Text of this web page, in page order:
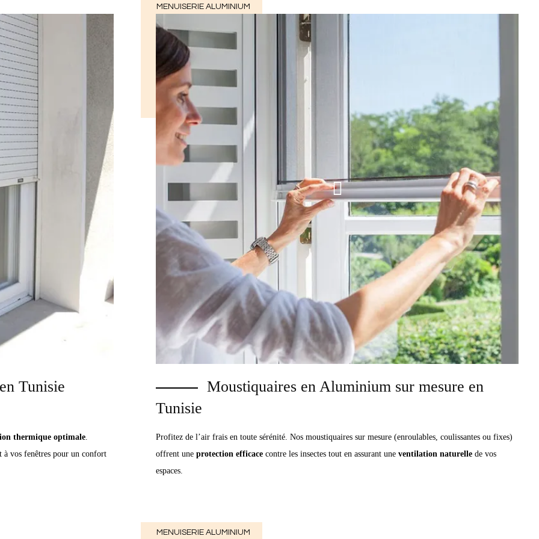
Tunisie
thermique optimale.
à vos fenêtres pour un confort
Moustiquaires en Aluminium sur mesure en
Tunisie
Profitez de l’air frais en toute sérénité. Nos moustiquaires sur mesure (enroulables, coulissantes ou fixes)
offrent une protection efficacecontre les insectes tout en assurant une ventilation naturellede vos
espaces.
MENUISERIE ALUMINIUM
MENUISERIE ALUMINIUM